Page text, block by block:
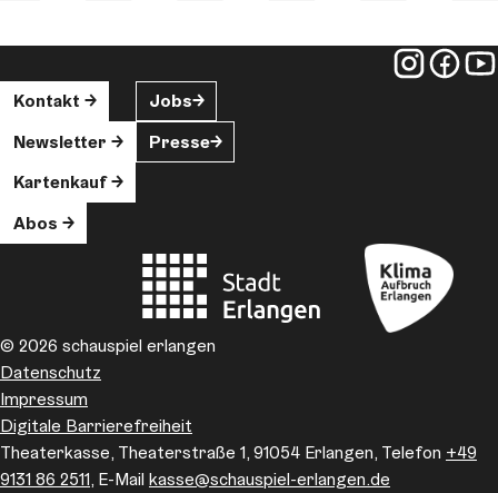
Kontakt
Newsletter
Kartenkauf
Abos
Jobs
Presse
© 2026 schauspiel erlangen
Datenschutz
Impressum
Digitale Barrierefreiheit
Theaterkasse, Theaterstraße 1, 91054 Erlangen, Telefon +49
9131 86 2511, E-Mail kasse@schauspiel-erlangen.de